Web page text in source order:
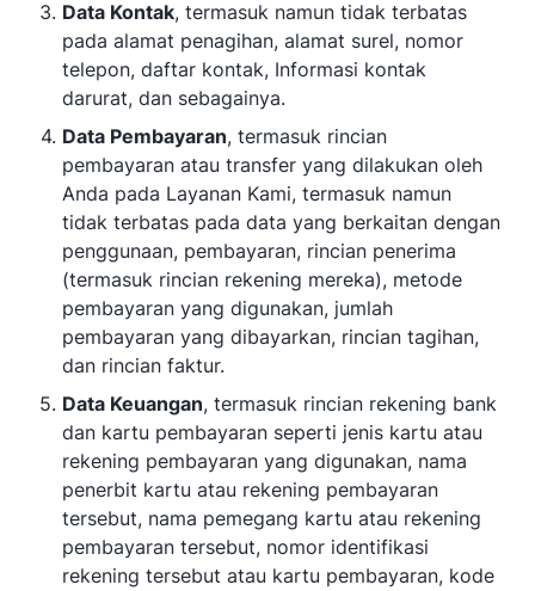
Data Kontak, termasuk namun tidak terbatas
pada alamat penagihan, alamat surel, nomor
telepon, daftar kontak, Informasi kontak
darurat, dan sebagainya.
Data Pembayaran, termasuk rincian
pembayaran atau transfer yang dilakukan oleh
Anda pada Layanan Kami, termasuk namun
tidak terbatas pada data yang berkaitan dengan
penggunaan, pembayaran, rincian penerima
(termasuk rincian rekening mereka), metode
pembayaran yang digunakan, jumlah
pembayaran yang dibayarkan, rincian tagihan,
dan rincian faktur.
Data Keuangan, termasuk rincian rekening bank
dan kartu pembayaran seperti jenis kartu atau
rekening pembayaran yang digunakan, nama
penerbit kartu atau rekening pembayaran
tersebut, nama pemegang kartu atau rekening
pembayaran tersebut, nomor identifikasi
rekening tersebut atau kartu pembayaran, kode